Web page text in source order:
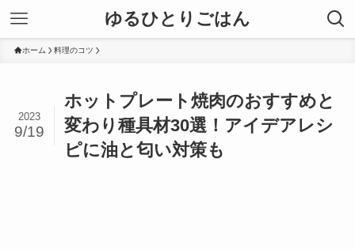
ゆるひとりごはん
ホーム 料理のコツ
ホットプレート焼肉のおすすめと
変わり種具材30選！アイデアレシ
ピに油と匂い対策も
2023
9/19